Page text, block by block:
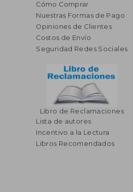
Cómo Comprar
Nuestras Formas de Pago
Opiniones de Clientes
Costos de Envío
Seguridad Redes Sociales
Libro de Reclamaciones
Lista de autores
Incentivo a la Lectura
Libros Recomendados